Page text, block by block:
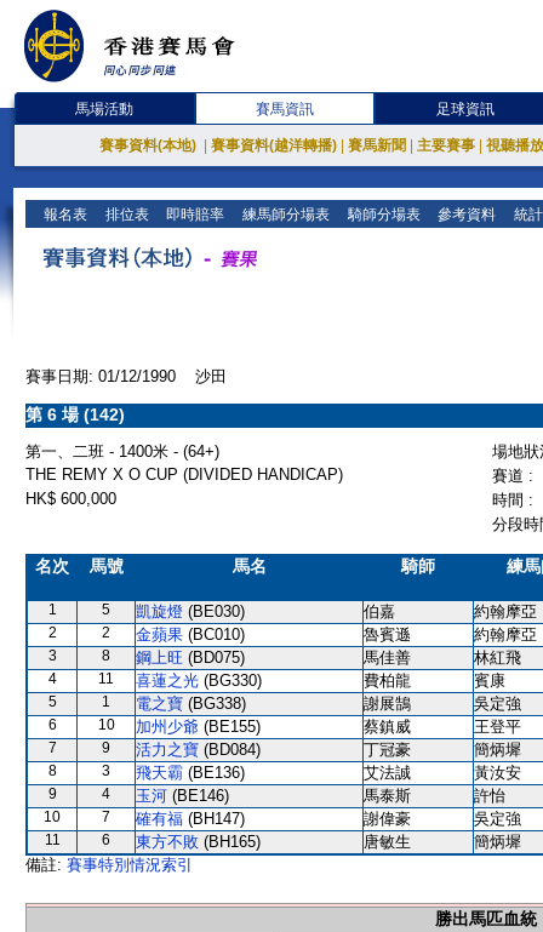
馬場活動 賽馬資訊 足球資訊
賽事資料(本地) 賽事資料(越洋轉播) 賽馬新聞 主要賽事 視聽播
報名表 排位表 即時賠率 練馬師分場表 騎師分場表 參考資料 統
賽事日期: 01/12/1990 沙田
第 6 場 (142)
第一、二班 - 1400米 - (64+)
場地
THE REMY X O CUP (DIVIDED HANDICAP)
賽道 :
HK$ 600,000
時間 :
分段
名次 馬號 馬名 騎師 練
1 5 凱旋燈 (BE030) 伯嘉 約翰摩亞
2 2 金蘋果 (BC010) 魯賓遜 約翰摩亞
3 8 鋼上旺 (BD075) 馬佳善 林紅飛
4 11 喜蓮之光 (BG330) 費柏龍 賓康
5 1 電之寶 (BG338) 謝展鵠 吳定強
6 10 加州少爺 (BE155) 蔡鎮威 王登平
7 9 活力之寶 (BD084) 丁冠豪 簡炳墀
8 3 飛天霸 (BE136) 艾法誠 黃汝安
9 4 玉河 (BE146) 馬泰斯 許怡
10 7 確有福 (BH147) 謝偉豪 吳定強
11 6 東方不敗 (BH165) 唐敏生
簡炳墀
備註: 賽事特別情況索引
勝出馬匹血統